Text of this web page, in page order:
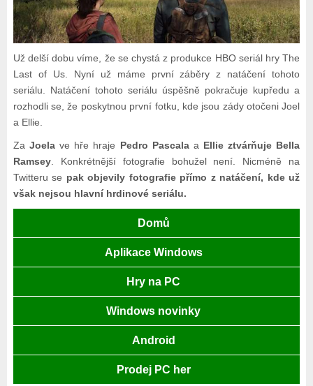
Už delší dobu víme, že se chystá z produkce HBO seriál hry The
Last of Us. Nyní už máme první záběry z natáčení tohoto
seriálu. Natáčení tohoto seriálu úspěšně pokračuje kupředu a
rozhodli se, že poskytnou první fotku, kde jsou zády otočeni Joel
a Ellie.
Za Joela ve hře hraje Pedro Pascala a Ellie ztvárňuje Bella
Ramsey. Konkrétnější fotografie bohužel není. Nicméně na
Twitteru se pak objevily fotografie přímo z natáčení, kde už
však nejsou hlavní hrdinové seriálu.
Domů
Aplikace Windows
Hry na PC
Windows novinky
Android
Prodej PC her